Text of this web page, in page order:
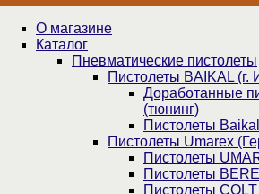
О магазине
Каталог
Пнев­ма­ти­чес­кие пистолеты
Пистолеты BAIKAL (г.
Доработанные
(тюнинг)
Пистолеты
Пистолеты Umarex
Пистолеты
Пистолеты
Пистолеты COLT